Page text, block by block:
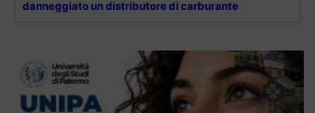
danneggiato un distributore di carburante